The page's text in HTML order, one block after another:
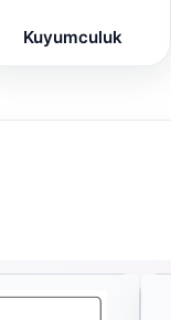
Kuyumculuk